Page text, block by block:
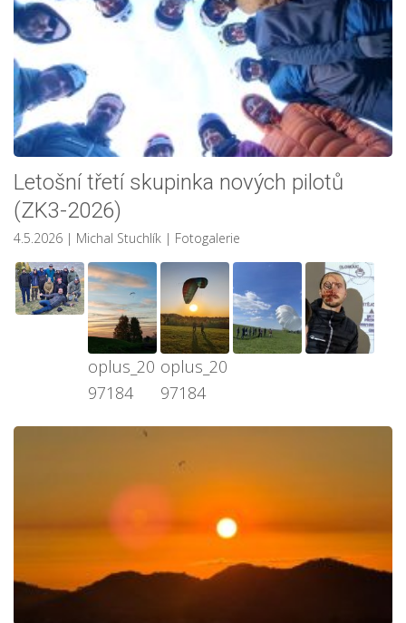
Letošní třetí skupinka nových pilotů
(ZK3-2026)
4.5.2026 | Michal Stuchlík | Fotogalerie
oplus_20
97184
oplus_20
97184